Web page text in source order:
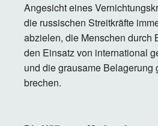
Angesicht eines
die russischen Streitkräfte
abzielen, die Menschen durch
den Einsatz von international
und die grausame Belagerung
brechen.